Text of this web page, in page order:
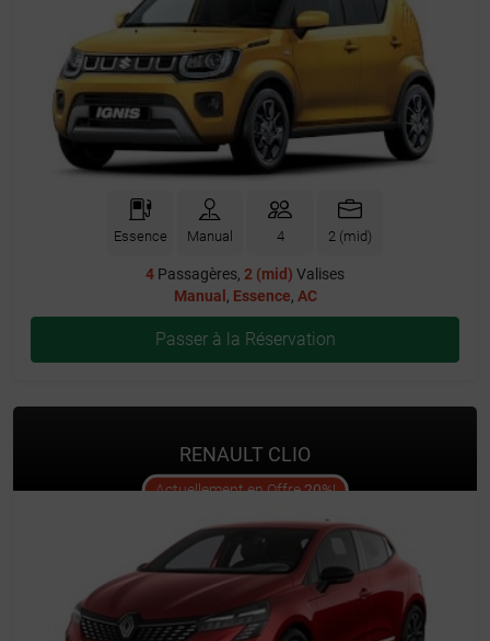
Essence Manual 4 2 (mid)
4 Passagères, 2 (mid) Valises
Manual , Essence, AC
Passer à la Réservation
RENAULT CLIO
Actuellement en Offre20%!offer